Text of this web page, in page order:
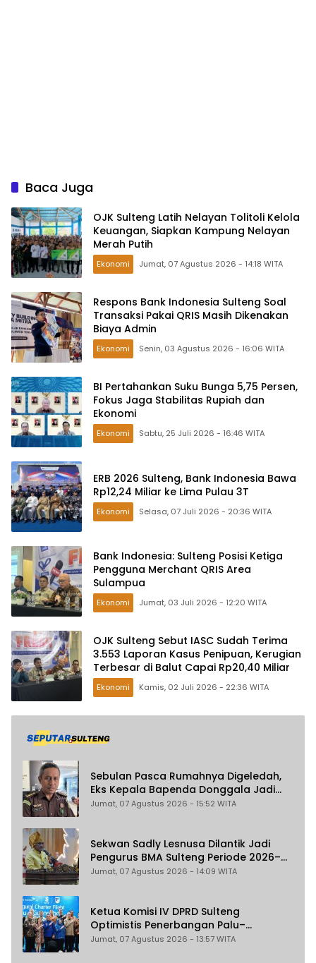
Baca Juga
OJK Sulteng Latih Nelayan Tolitoli Kelola
Keuangan, Siapkan Kampung Nelayan
Merah Putih
Ekonomi Jumat, 07 Agustus 2026 - 14:18 WITA
Respons Bank Indonesia Sulteng Soal
Transaksi Pakai QRIS Masih Dikenakan
Biaya Admin
Ekonomi Senin, 03 Agustus 2026 - 16:06 WITA
BI Pertahankan Suku Bunga 5,75 Persen,
Fokus Jaga Stabilitas Rupiah dan
Ekonomi
Ekonomi Sabtu, 25 Juli 2026 - 16:46 WITA
ERB 2026 Sulteng, Bank Indonesia Bawa
Rp12,24 Miliar ke Lima Pulau 3T
Ekonomi Selasa, 07 Juli 2026 - 20:36 WITA
Bank Indonesia: Sulteng Posisi Ketiga
Pengguna Merchant QRIS Area
Sulampua
Ekonomi Jumat, 03 Juli 2026 - 12:20 WITA
OJK Sulteng Sebut IASC Sudah Terima
3.553 Laporan Kasus Penipuan, Kerugian
Terbesar di Balut Capai Rp20,40 Miliar
Ekonomi Kamis, 02 Juli 2026 - 22:36 WITA
Sebulan Pasca Rumahnya Digeledah,
Eks Kepala Bapenda Donggala Jadi
Tersangka Dugaan Korupsi
Jumat, 07 Agustus 2026 - 15:52 WITA
Sekwan Sadly Lesnusa Dilantik Jadi
Pengurus BMA Sulteng Periode 2026–
2031
Jumat, 07 Agustus 2026 - 14:09 WITA
Ketua Komisi IV DPRD Sulteng
Optimistis Penerbangan Palu–
Guangzhou Dongkrak Ekspor dan
Jumat, 07 Agustus 2026 - 13:57 WITA